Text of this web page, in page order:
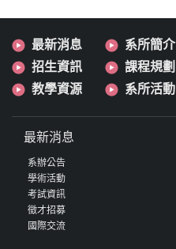
最新消息 系所簡介
招生資訊
課程規劃
教學資源
系所活動
最新消息
系辦公告
學術活動
考試資訊
徵才招募
國際交流